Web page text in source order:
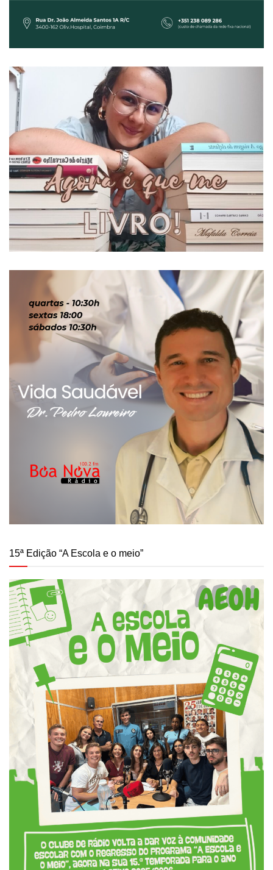
15ª Edição “A Escola e o meio”